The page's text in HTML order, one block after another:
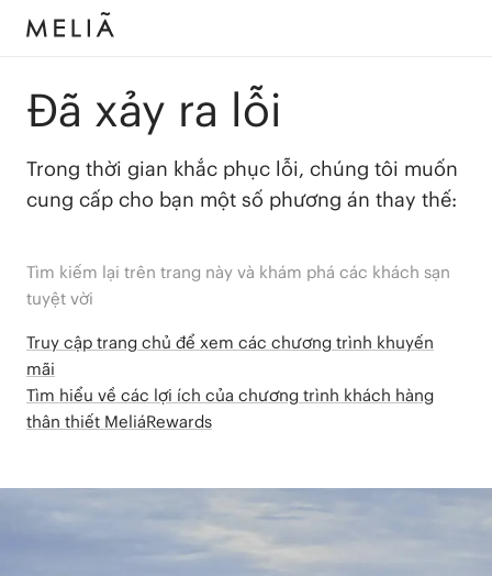
Đã xảy ra lỗi
Trong thời gian khắc phục lỗi, chúng tôi muốn
cung cấp cho bạn một số phương án thay thế:
Tìm kiếm lại trên trang này và khám phá các khách sạn
tuyệt vời
Truy cập trang chủ để xem các chương trình khuyến
mãi
Tìm hiểu về các lợi ích của chương trình khách hàng
thân thiết MeliáRewards